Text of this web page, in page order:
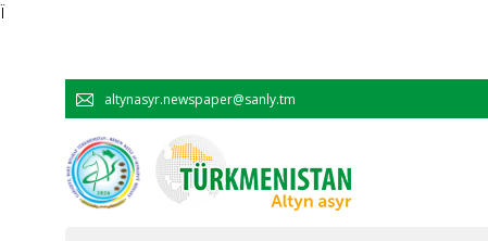
Ï
altynasyr.newspaper@sanly.tm